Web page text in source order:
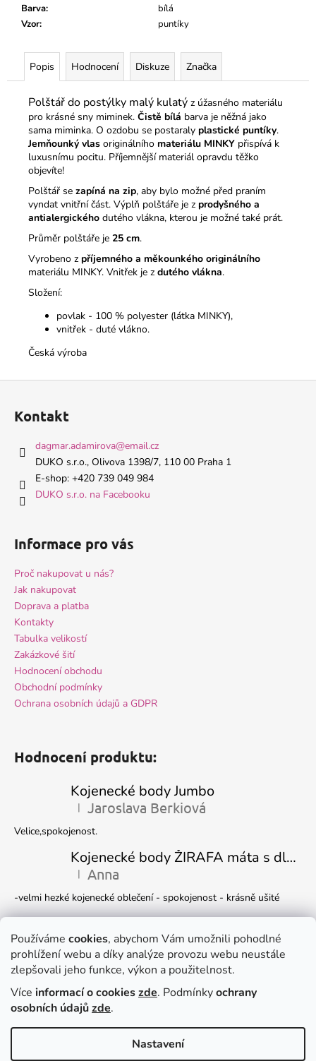
Používáme cookies, abychom Vám umožnili pohodlné
prohlížení webu a díky analýze provozu webu neustále
zlepšovali jeho funkce, výkon a použitelnost.
Více informací o cookieszde. Podmínkyochrany
osobních údajůzde.
Nastavení
Dočasně můžete v e-shopu nakupovat
Barva:
bílá
Vzor: puntíky
Popis Hodnocení Diskuze Značka
Polštář do postýlky malý kulatý z úžasného materiálu
pro krásné sny miminek. Čistě bílá barva je něžná jako
sama miminka. O ozdobu se postaraly plastické puntíky.
Jemňounký vlas originálního materiálu MINKY přispívá k
luxusnímu pocitu. Příjemnější materiál opravdu těžko
objevíte!
Polštář se zapíná na zip, aby bylo možné před praním
vyndat vnitřní část. Výplň polštáře je z prodyšného a
antialergického dutého vlákna, kterou je možné také prát.
Průměr polštáře je 25 cm.
Vyrobeno z příjemného a měkounkého originálního
materiálu MINKY. Vnitřek je z dutého vlákna.
Složení:
povlak - 100 % polyester (látka MINKY),
vnitřek - duté vlákno.
Česká výroba
Kontakt
dagmar.adamirova@email.cz
DUKO s.r.o., Olivova 1398/7, 110 00 Praha 1
E-shop: +420 739 049 984
DUKO s.r.o. na Facebooku
Informace pro vás
Proč nakupovat u nás?
Jak nakupovat
Doprava a platba
Kontakty
Tabulka velikostí
Zakázkové šití
Hodnocení obchodu
Obchodní podmínky
Ochrana osobních údajů a GDPR
Hodnocení produktu:
Kojenecké body Jumbo
Hodnocení produktu je 5 z 5 hvězdiček.
| Jaroslava Berkiová
Velice,spokojenost.
Kojenecké body ŽIRAFA máta s dlouhým rukávem
Hodnocení produktu je 5 z 5 hvězdiček.
| Anna
-velmi hezké kojenecké oblečení - spokojenost - krásně ušité
Kojenecká čepička DINO
Hodnocení produktu je 5 z 5 hvězdiček.
| Ivana Marková
Krásné
Facebook